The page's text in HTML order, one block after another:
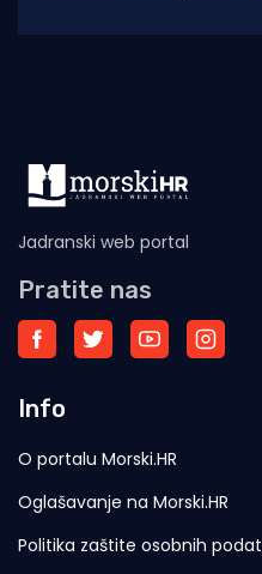
Jadranski web portal
Pratite nas
Info
O portalu Morski.HR
Oglašavanje na Morski.HR
Politika zaštite osobnih